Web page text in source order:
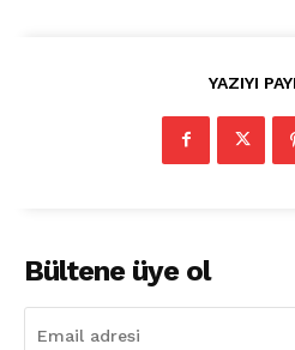
YAZIYI
Bültene üye ol